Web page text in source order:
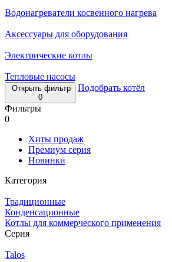
Водонагреватели косвенного нагрева
Аксессуары для оборудования
Электрические котлы
Тепловые насосы
Открыть фильтр
0
Подобрать котёл
Фильтры
0
Хиты продаж
Премиум серия
Новинки
Категория
Традиционные
Конденсационные
Котлы для коммерческого применения
Серия
Talos